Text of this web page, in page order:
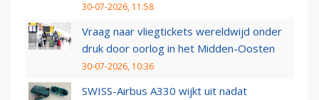
30-07-2026, 11:58
Vraag naar vliegtickets wereldwijd onder
druk door oorlog in het Midden-Oosten
30-07-2026, 10:36
SWISS-Airbus A330 wijkt uit nadat